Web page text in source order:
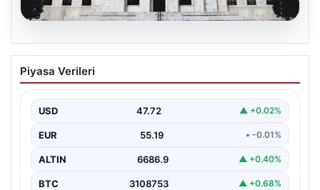
Fed faizi sabit tuttu
{“title”: “ABD Merkez Bankası Faizleri Sabit Tuttu”,
Piyasa Verileri
USD 47.72 ▲ +0.02%
EUR 55.19 • -0.01%
ALTIN 6686.9 ▲ +0.40%
BTC 3108753 ▲ +0.68%